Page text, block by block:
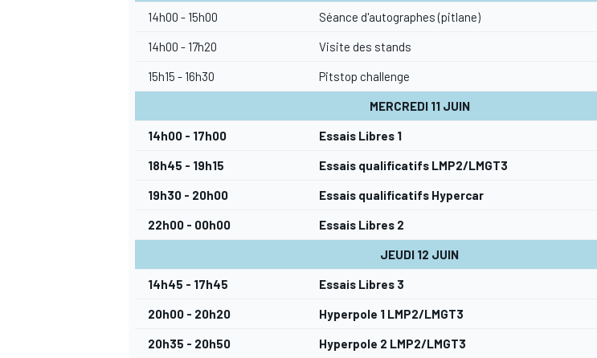
14h00 - 15h00 Séance d'autographes (pitlane)
14h00 - 17h20 Visite des stands
15h15 - 16h30 Pitstop challenge
MERCREDI 11 JUIN
14h00 - 17h00 Essais Libres 1
18h45 - 19h15 Essais qualificatifs LMP2/LMGT3
19h30 - 20h00 Essais qualificatifs Hypercar
22h00 - 00h00 Essais Libres 2
JEUDI 12 JUIN
14h45 - 17h45 Essais Libres 3
20h00 - 20h20 Hyperpole 1 LMP2/LMGT3
20h35 - 20h50 Hyperpole 2 LMP2/LMGT3